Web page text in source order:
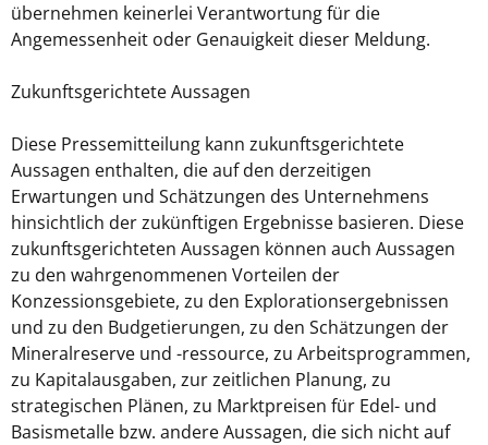
übernehmen keinerlei Verantwortung für die
Angemessenheit oder Genauigkeit dieser Meldung.
Zukunftsgerichtete Aussagen
Diese Pressemitteilung kann zukunftsgerichtete
Aussagen enthalten, die auf den derzeitigen
Erwartungen und Schätzungen des Unternehmens
hinsichtlich der zukünftigen Ergebnisse basieren. Diese
zukunftsgerichteten Aussagen können auch Aussagen
zu den wahrgenommenen Vorteilen der
Konzessionsgebiete, zu den Explorationsergebnissen
und zu den Budgetierungen, zu den Schätzungen der
Mineralreserve und -ressource, zu Arbeitsprogrammen,
zu Kapitalausgaben, zur zeitlichen Planung, zu
strategischen Plänen, zu Marktpreisen für Edel- und
Basismetalle bzw. andere Aussagen, die sich nicht auf